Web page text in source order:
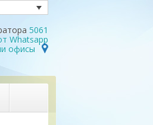
5061
Whatsapp
офисы